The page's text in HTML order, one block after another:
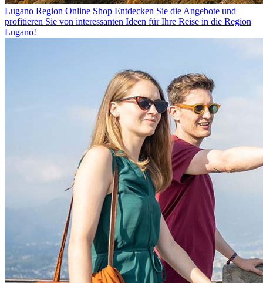
Lugano Region Online Shop Entdecken Sie die Angebote und
profitieren Sie von interessanten Ideen für Ihre Reise in die Region
Lugano!